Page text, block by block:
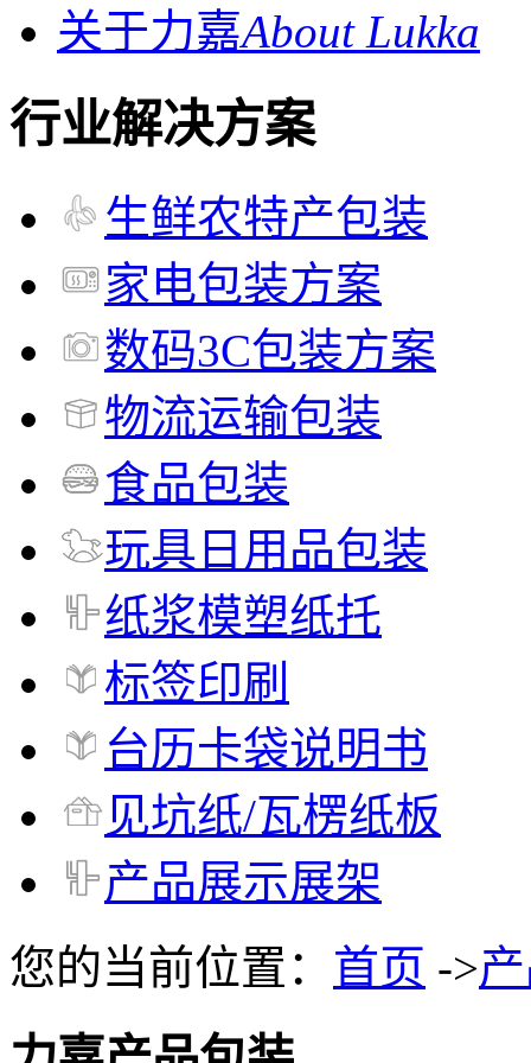
关于力嘉About Lukka
行业解决方案
生鲜农特产包装
家电包装方案
数码3C包装方案
物流运输包装
食品包装
玩具日用品包装
纸浆模塑纸托
标签印刷
台历卡袋说明书
见坑纸/瓦楞纸板
产品展示展架
您的当前位置： 首页 ->